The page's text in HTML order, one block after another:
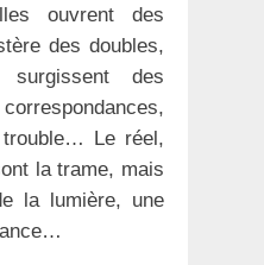
ouvrent des
des doubles,
des
Le réel,
la trame, mais
la lumière, une